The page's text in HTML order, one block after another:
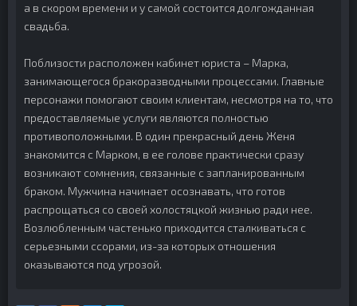
а в скором времени и у самой состоится долгожданная
свадьба.
Поблизости расположен кабинет юриста – Марка,
занимающегося бракоразводными процессами. Главные
персонажи помогают своим клиентам, несмотря на то, что
предоставляемые услуги являются полностью
противоположными. В один прекрасный день Женя
знакомится с Марком, в ее голове практически сразу
возникают сомнения, связанные с запланированным
браком. Мужчина начинает осознавать, что готов
распрощаться со своей холостяцкой жизнью ради нее.
Возлюбленным частенько приходится сталкиваться с
серьезными ссорами, из-за которых отношения
оказываются под угрозой.